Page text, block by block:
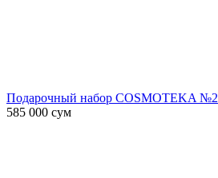
Подарочный набор COSMOTEKA №2
585 000 сум